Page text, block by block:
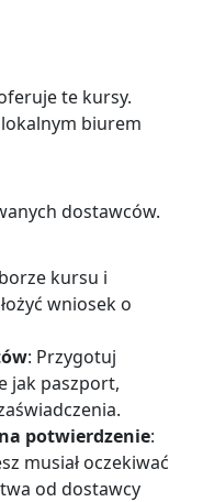
te kursy.
biurem
dostawców.
kursu i
wniosek o
: Przygotuj
jak paszport,
potwierdzenie:
musiał oczekiwać
od dostawcy